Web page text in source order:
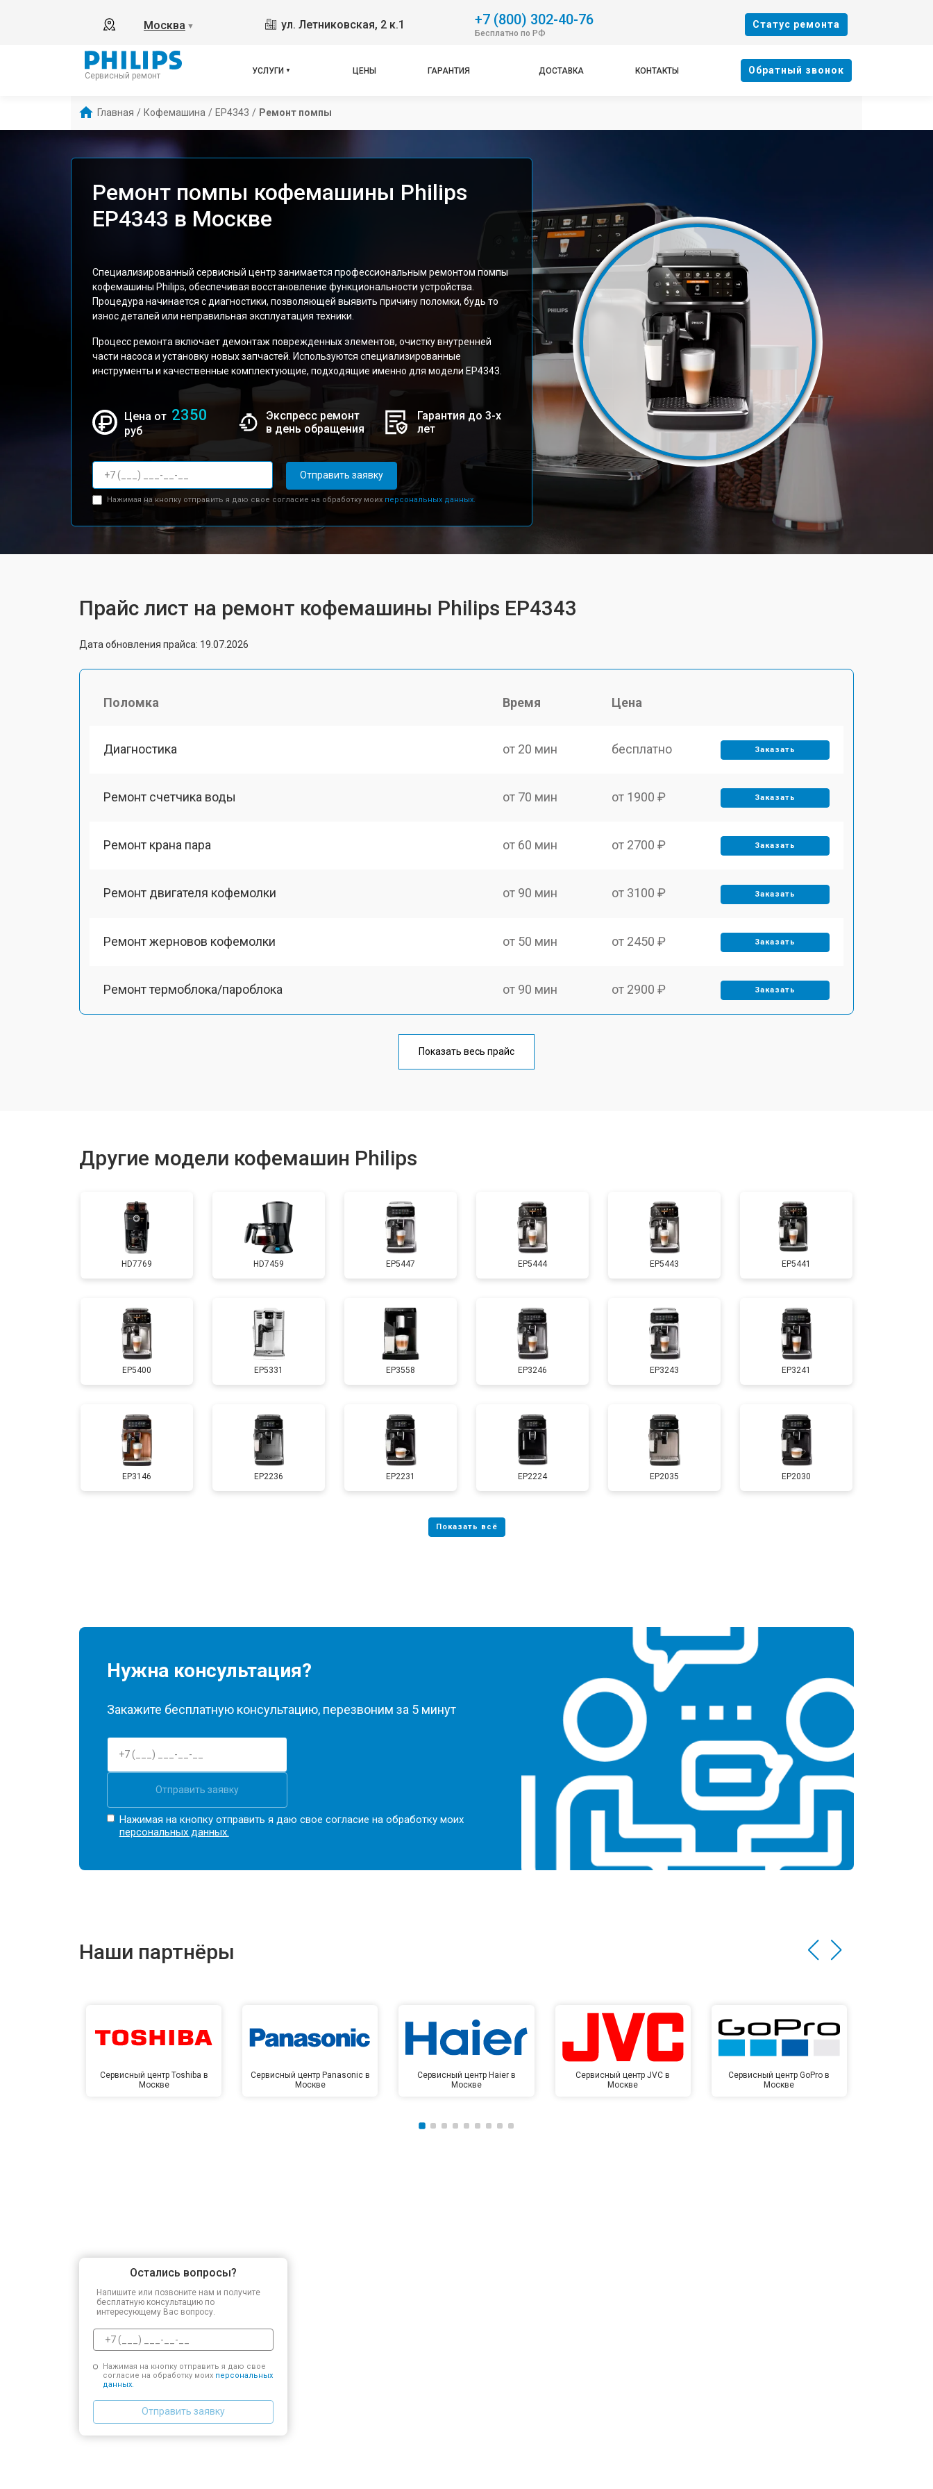
Москва ▼ ул. Летниковская, 2 к.1 +7 (800) 302-40-76
Бесплатно по РФ
Cтатус ремонта
Сервисный ремонт
УСЛУГИ ЦЕНЫ ГАРАНТИЯ ДОСТАВКА КОНТАКТЫ Oбратный звонок
Главная / Кофемашина / EP4343 / Ремонт помпы
Ремонт помпы кофемашины Philips
EP4343 в Москве
Специализированный сервисный центр занимается профессиональным ремонтом помпы
кофемашины Philips, обеспечивая восстановление функциональности устройства.
Процедура начинается с диагностики, позволяющей выявить причину поломки, будь то
износ деталей или неправильная эксплуатация техники.
Процесс ремонта включает демонтаж поврежденных элементов, очистку внутренней
части насоса и установку новых запчастей. Используются специализированные
инструменты и качественные комплектующие, подходящие именно для модели EP4343.
Цена от 2350
руб
Экспресс ремонт
в день обращения
Гарантия до 3-х
лет
Отправить заявку
Нажимая на кнопку отправить я даю свое согласие на обработку моих персональных данных.
Прайс лист на ремонт кофемашины Philips EP4343
Дата обновления прайса: 19.07.2026
Поломка Время Цена
Диагностика от 20 мин бесплатно Заказать
Ремонт счетчика воды от 70 мин от 1900 ₽ Заказать
Ремонт крана пара от 60 мин от 2700 ₽ Заказать
Ремонт двигателя кофемолки от 90 мин от 3100 ₽ Заказать
Ремонт жерновов кофемолки от 50 мин от 2450 ₽ Заказать
Ремонт термоблока/пароблока от 90 мин от 2900 ₽ Заказать
от 50 мин
Показать весь прайс
Другие модели кофемашин Philips
HD7769 HD7459 EP5447 EP5444 EP5443 EP5441
EP5400 EP5331 EP3558 EP3246 EP3243 EP3241
EP3146 EP2236 EP2231 EP2224 EP2035 EP2030
Нужна консультация?
Закажите бесплатную консультацию, перезвоним за 5 минут
Отправить заявку
Нажимая на кнопку отправить я даю свое согласие на обработку моих
персональных данных.
Наши партнёры
Сервисный центр Toshiba в
Москве
Сервисный центр Panasonic в
Москве
Сервисный центр Haier в
Москве
Сервисный центр JVC в
Москве
Сервисный центр GoPro в
Москве
Остались вопросы?
Напишите или позвоните нам и получите
бесплатную консультацию по
интересующему Вас вопросу.
Нажимая на кнопку отправить я даю свое
согласие на обработку моих персональных
данных.
Отправить заявку